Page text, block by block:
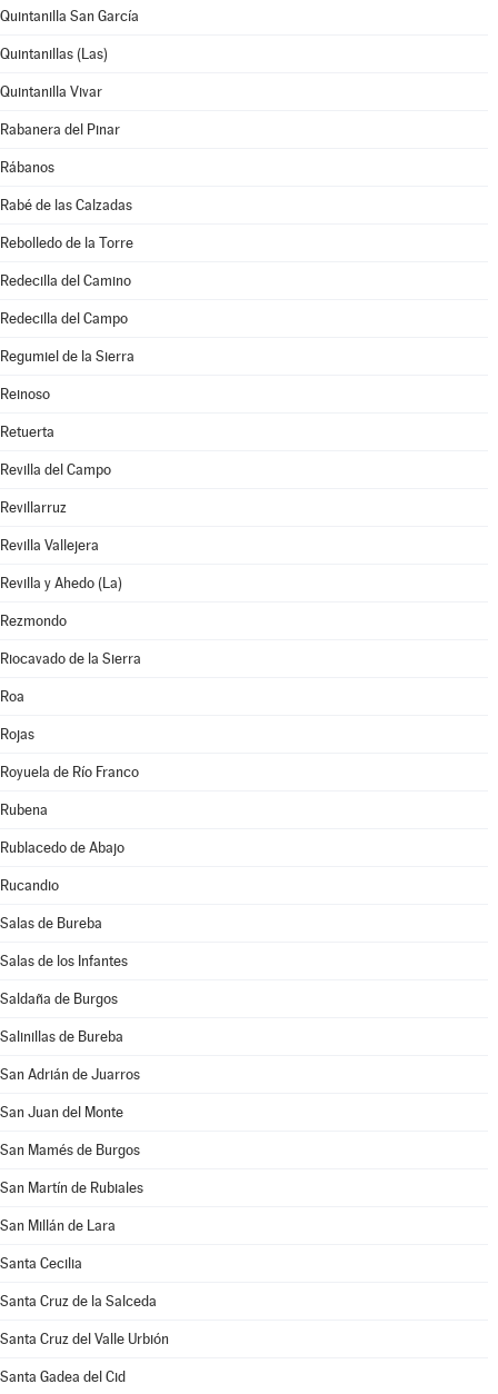
Quintanilla San García
Quintanillas (Las)
Quintanilla Vivar
Rabanera del Pinar
Rábanos
Rabé de las Calzadas
Rebolledo de la Torre
Redecilla del Camino
Redecilla del Campo
Regumiel de la Sierra
Reinoso
Retuerta
Revilla del Campo
Revillarruz
Revilla Vallejera
Revilla y Ahedo (La)
Rezmondo
Riocavado de la Sierra
Roa
Rojas
Royuela de Río Franco
Rubena
Rublacedo de Abajo
Rucandio
Salas de Bureba
Salas de los Infantes
Saldaña de Burgos
Salinillas de Bureba
San Adrián de Juarros
San Juan del Monte
San Mamés de Burgos
San Martín de Rubiales
San Millán de Lara
Santa Cecilia
Santa Cruz de la Salceda
Santa Cruz del Valle Urbión
Santa Gadea del Cid